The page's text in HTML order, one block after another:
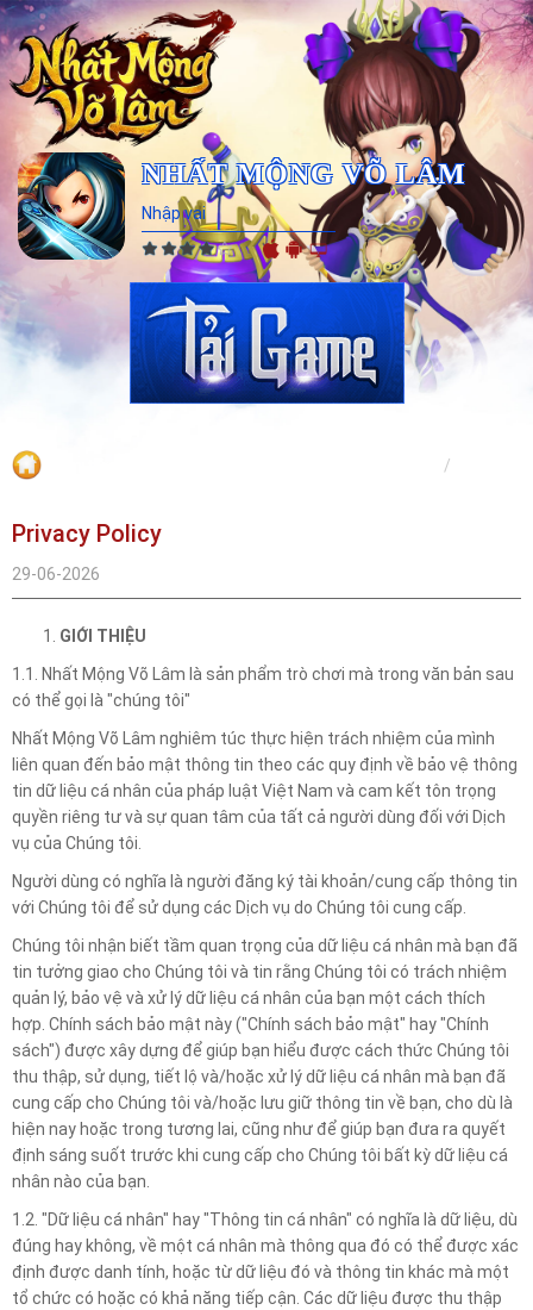
NHẤT MỘNG VÕ LÂM
Nhập vai
Privacy Policy
29-06-2026
GIỚI THIỆU
1.1. Nhất Mộng Võ Lâm là sản phẩm trò chơi mà trong văn bản sau
có thể gọi là "chúng tôi"
Nhất Mộng Võ Lâm nghiêm túc thực hiện trách nhiệm của mình
liên quan đến bảo mật thông tin theo các quy định về bảo vệ thông
tin dữ liệu cá nhân của pháp luật Việt Nam và cam kết tôn trọng
quyền riêng tư và sự quan tâm của tất cả người dùng đối với Dịch
vụ của Chúng tôi.
Người dùng có nghĩa là người đăng ký tài khoản/cung cấp thông tin
với Chúng tôi để sử dụng các Dịch vụ do Chúng tôi cung cấp.
Chúng tôi nhận biết tầm quan trọng của dữ liệu cá nhân mà bạn đã
tin tưởng giao cho Chúng tôi và tin rằng Chúng tôi có trách nhiệm
quản lý, bảo vệ và xử lý dữ liệu cá nhân của bạn một cách thích
hợp. Chính sách bảo mật này ("Chính sách bảo mật" hay "Chính
sách") được xây dựng để giúp bạn hiểu được cách thức Chúng tôi
thu thập, sử dụng, tiết lộ và/hoặc xử lý dữ liệu cá nhân mà bạn đã
cung cấp cho Chúng tôi và/hoặc lưu giữ thông tin về bạn, cho dù là
hiện nay hoặc trong tương lai, cũng như để giúp bạn đưa ra quyết
định sáng suốt trước khi cung cấp cho Chúng tôi bất kỳ dữ liệu cá
nhân nào của bạn.
1.2. "Dữ liệu cá nhân" hay "Thông tin cá nhân" có nghĩa là dữ liệu, dù
đúng hay không, về một cá nhân mà thông qua đó có thể được xác
định được danh tính, hoặc từ dữ liệu đó và thông tin khác mà một
tổ chức có hoặc có khả năng tiếp cận. Các dữ liệu được thu thập